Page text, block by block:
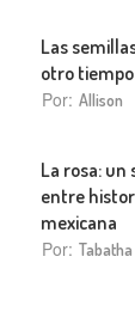
Las
otro tiempo
Por: Allison
La rosa:
entre
mexicana
Por: Tabatha